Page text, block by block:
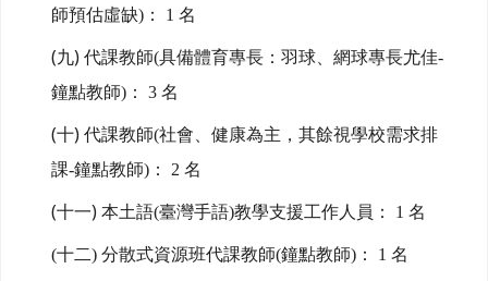
師預估虛缺)： 1 名
(九) 代課教師(具備體育專長：羽球、網球專長尤佳-
鐘點教師)： 3 名
(十) 代課教師(社會、健康為主，其餘視學校需求排
課-鐘點教師)： 2 名
(十一) 本土語(臺灣手語)教學支援工作人員： 1 名
(十二) 分散式資源班代課教師(鐘點教師)： 1 名